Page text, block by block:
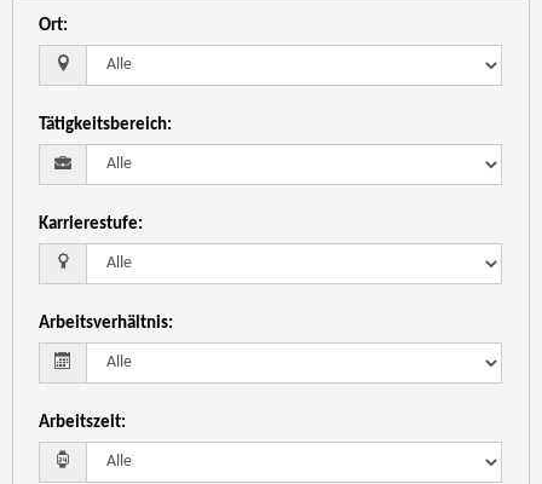
Ort:
Tätigkeitsbereich:
Karrierestufe:
Arbeitsverhältnis:
Arbeitszeit: